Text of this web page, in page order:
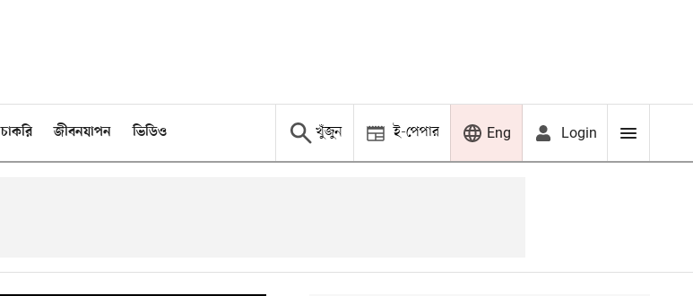
চাকরি জীবনযাপন ভিডিও খুঁজুন ই-পেপার Eng Login